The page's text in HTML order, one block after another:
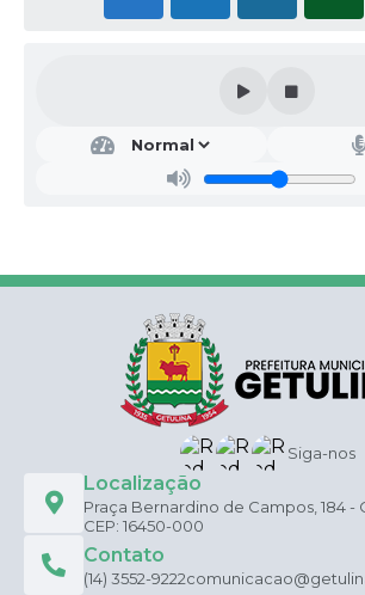
Siga-nos
Localização
Praça Bernardino de Campos, 184 -
CEP: 16450-000
Contato
(14) 3552-9222